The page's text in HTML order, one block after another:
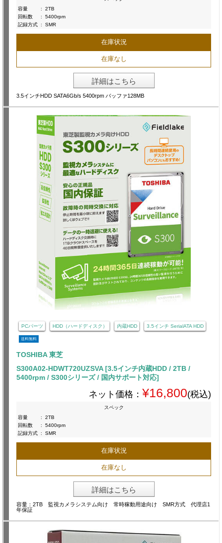
容量
:
2TB
回転数
:
5400rpm
記録方式 : SMR
在庫状況
在庫なし
詳細はこちら
3.5インチHDD SATA6Gb/s 5400rpm バッファ128MB
PCパーツ HDD（ハードディスク） 内蔵HDD 3.5インチ SerialATA HDD
送料無料
TOSHIBA 東芝
S300A02-HDWT720UZSVA [3.5インチ内蔵HDD / 2TB /
5400rpm / S300シリーズ / 国内サポート対応]
ネット価格： ¥16,800(税込)
スペック
容量
:
2TB
回転数
:
5400rpm
記録方式 : SMR
在庫状況
在庫なし
詳細はこちら
容量：2TB 監視カメラシステム向け 常時稼動用途向け SMR方式 代理店1
年保証